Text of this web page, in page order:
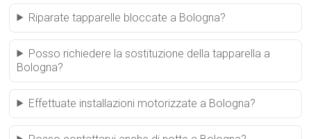
Riparate tapparelle bloccate a Bologna?
Posso richiedere la sostituzione della tapparella a
Bologna?
Effettuate installazioni motorizzate a Bologna?